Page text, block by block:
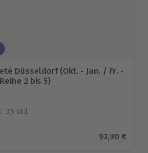
Düsseldorf (Okt. - Jan. / Fr. -
2 bis 5)
3,5 Std
Aktueller
93,90 €